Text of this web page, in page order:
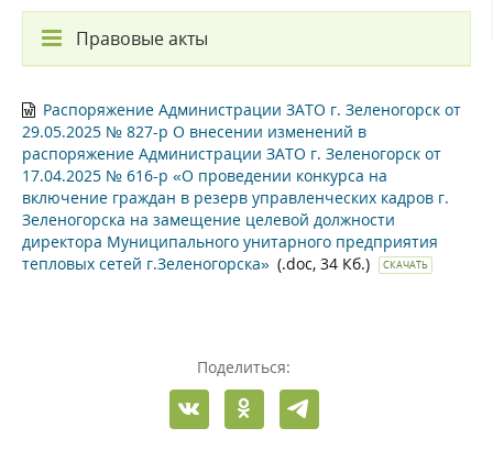
Правовые акты
Распоряжение Администрации ЗАТО г. Зеленогорск от
29.05.2025 № 827-р О внесении изменений в
распоряжение Администрации ЗАТО г. Зеленогорск от
17.04.2025 № 616-р «О проведении конкурса на
включение граждан в резерв управленческих кадров г.
Зеленогорска на замещение целевой должности
директора Муниципального унитарного предприятия
тепловых сетей г.Зеленогорска» (.doc, 34 Кб.) СКАЧАТЬ
Поделиться: